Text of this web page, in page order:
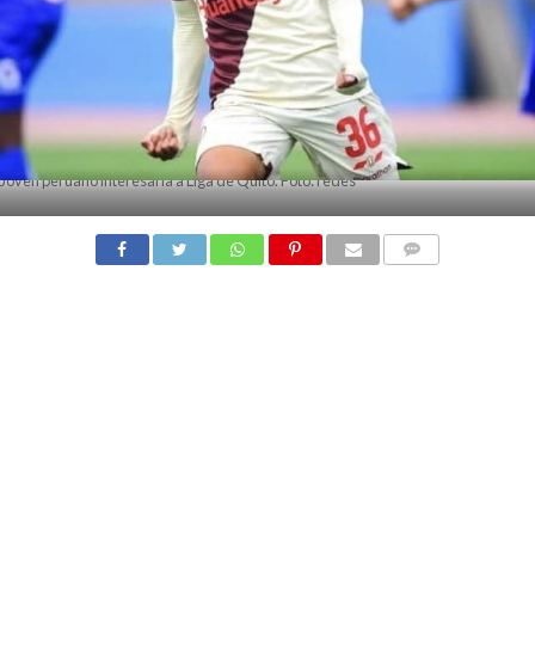
Joven peruano interesaría a Liga de Quito. Foto: redes